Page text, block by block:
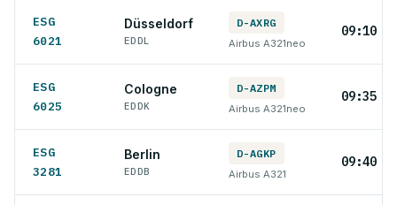
ESG
6021
Düsseldorf
EDDL
D-AXRG
Airbus A321neo
09:10 LT
ESG
6025
Cologne
EDDK
D-AZPM
Airbus A321neo
09:35 LT
ESG
3281
Berlin
EDDB
D-AGKP
Airbus A321
09:40 LT